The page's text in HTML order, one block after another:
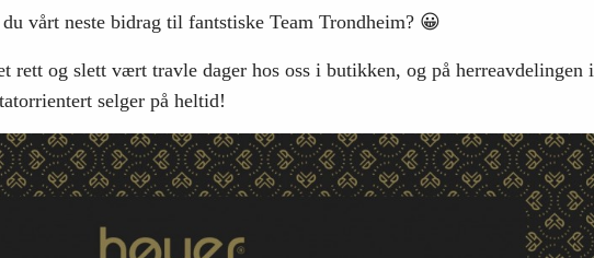
vårt neste bidrag til fantstiske Team Trondheim? 😀
rett og slett vært travle dager hos oss i butikken, og på herreavdelingen i
selger på heltid!